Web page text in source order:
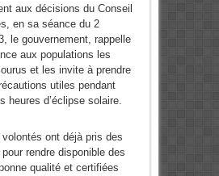
aux décisions du Conseil
en sa séance du 2
le gouvernement, rappelle
aux populations les
et les invite à prendre
utiles pendant
heures d’éclipse solaire.
volontés ont déjà pris des
rendre disponible des
qualité et certifiées